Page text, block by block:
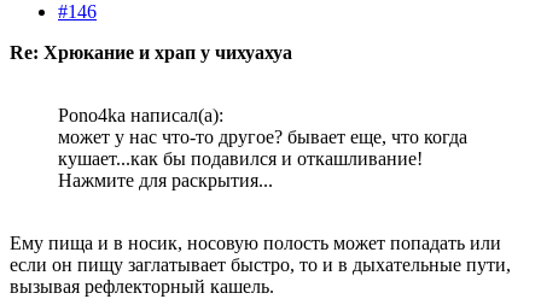
#146
Re: Хрюкание и храп у чихуахуа
Pono4ka написал(а):
может у нас что-то другое? бывает еще, что когда
кушает...как бы подавился и откашливание!
Нажмите для раскрытия...
Ему пища и в носик, носовую полость может попадать или
если он пищу заглатывает быстро, то и в дыхательные пути,
вызывая рефлекторный кашель.